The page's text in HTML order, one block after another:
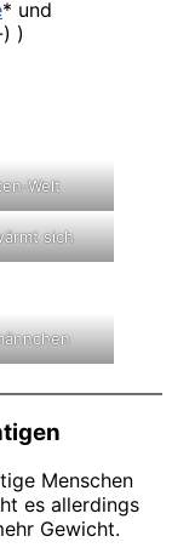
* und
)
Welt
sich
Menschen
es allerdings
Gewicht.